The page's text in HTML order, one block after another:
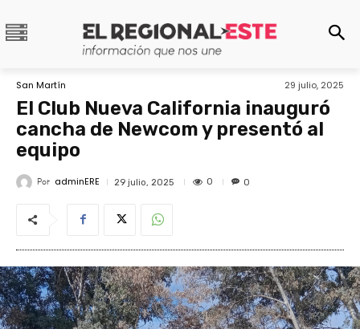
San Martín 29 julio, 2025
El Club Nueva California inauguró
cancha de Newcom y presentó al
equipo
Por adminERE 29 julio, 2025 0 0